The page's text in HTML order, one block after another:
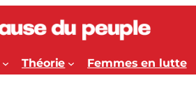
c
h
Théorie Femmes en lutte